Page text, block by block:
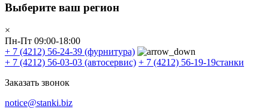
Выберите ваш регион
×
Пн-Пт 09:00-18:00
+ 7 (4212) 56-24-39 (фурнитура)
+ 7 (4212) 56-03-03 (автосервис) + 7 (4212) 56-19-19станки
Заказать звонок
notice@stanki.biz